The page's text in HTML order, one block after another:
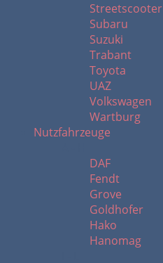
Streetscooter
Subaru
Suzuki
Trabant
Toyota
UAZ
Volkswagen
Wartburg
Nutzfahrzeuge
DAF
Fendt
Grove
Goldhofer
Hako
Hanomag